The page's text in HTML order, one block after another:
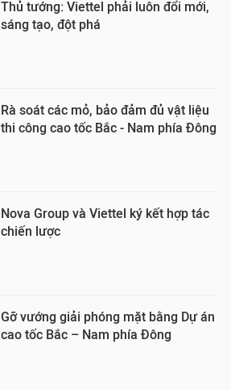
Thủ tướng: Viettel phải luôn đổi mới,
sáng tạo, đột phá
Rà soát các mỏ, bảo đảm đủ vật liệu
thi công cao tốc Bắc - Nam phía Đông
Nova Group và Viettel ký kết hợp tác
chiến lược
Gỡ vướng giải phóng mặt bằng Dự án
cao tốc Bắc – Nam phía Đông